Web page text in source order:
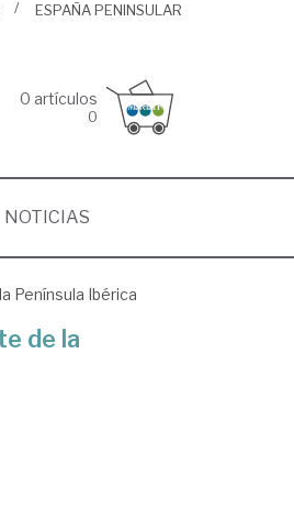
ESPAÑA PENINSULAR
0 artículos
0
NOTICIAS
Península Ibérica
de la